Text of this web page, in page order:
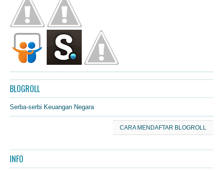
BLOGROLL
Serba-serbi Keuangan Negara
CARA MENDAFTAR BLOGROLL
INFO